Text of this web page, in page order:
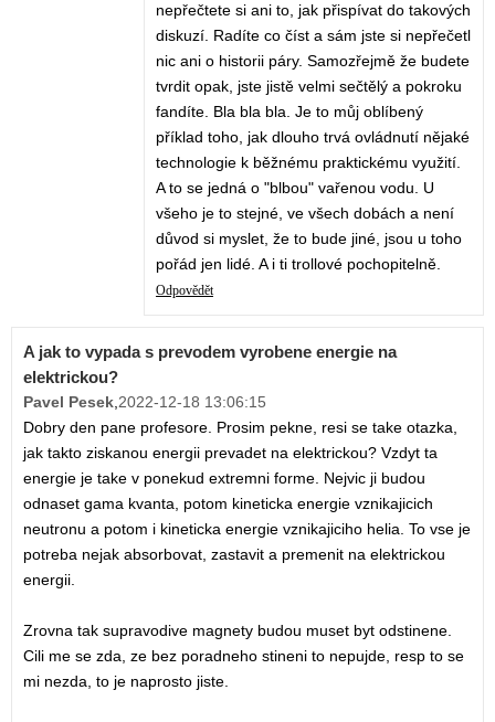
nepřečtete si ani to, jak přispívat do takových
diskuzí. Radíte co číst a sám jste si nepřečetl
nic ani o historii páry. Samozřejmě že budete
tvrdit opak, jste jistě velmi sečtělý a pokroku
fandíte. Bla bla bla. Je to můj oblíbený
příklad toho, jak dlouho trvá ovládnutí nějaké
technologie k běžnému praktickému využití.
A to se jedná o "blbou" vařenou vodu. U
všeho je to stejné, ve všech dobách a není
důvod si myslet, že to bude jiné, jsou u toho
pořád jen lidé. A i ti trollové pochopitelně.
Odpovědět
A jak to vypada s prevodem vyrobene energie na
elektrickou?
Pavel Pesek 2022-12-18 13:06:15
Dobry den pane profesore. Prosim pekne, resi se take otazka,
jak takto ziskanou energii prevadet na elektrickou? Vzdyt ta
energie je take v ponekud extremni forme. Nejvic ji budou
odnaset gama kvanta, potom kineticka energie vznikajicich
neutronu a potom i kineticka energie vznikajiciho helia. To vse je
potreba nejak absorbovat, zastavit a premenit na elektrickou
energii.
Zrovna tak supravodive magnety budou muset byt odstinene.
Cili me se zda, ze bez poradneho stineni to nepujde, resp to se
mi nezda, to je naprosto jiste.